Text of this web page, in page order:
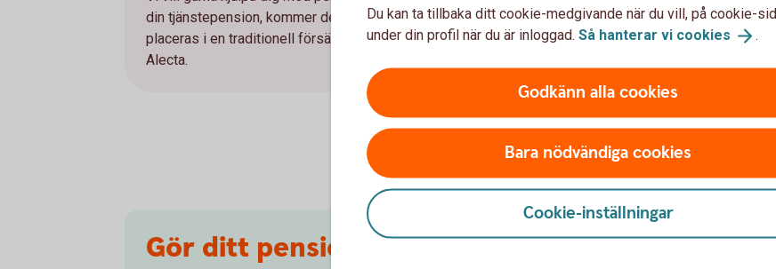
din tjänstepension, kommer de premier din arbetsgivare betalar att
placeras i en traditionell försäkring utan återbetalningsskydd hos
Alecta.
Mina försäkringar är
och ändra framtida
Swedbank
behöver inte ha vår
Logga in i Mina
Gör ditt pensionsval
Du kan ta tillbaka ditt cookie-medgivande när du vill, på cookie-
under din profil när du är inloggad. Så hanterar vi cookies .
Godkänn alla cookies
Bara nödvändiga cookies
Cookie-inställningar